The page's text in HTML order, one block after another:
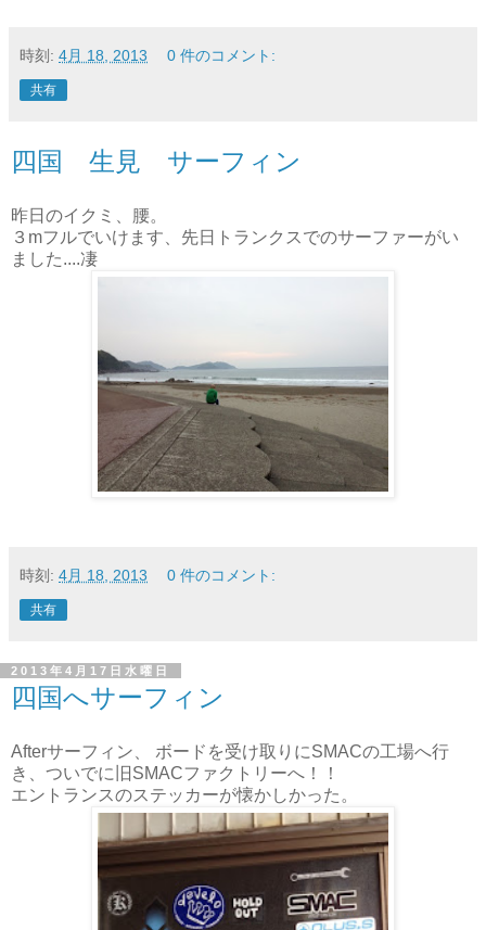
時刻: 4月 18, 2013 0 件のコメント:
共有
四国 生見 サーフィン
昨日のイクミ、腰。
３mフルでいけます、先日トランクスでのサーファーがい
ました....凄
時刻: 4月 18, 2013 0 件のコメント:
共有
2013年4月17日水曜日
四国へサーフィン
Afterサーフィン、 ボードを受け取りにSMACの工場へ行
き、ついでに旧SMACファクトリーへ！！
エントランスのステッカーが懐かしかった。